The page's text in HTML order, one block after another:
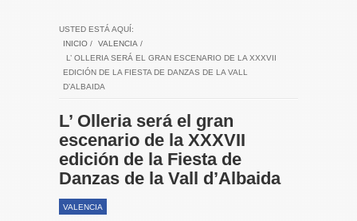
USTED ESTÁ AQUÍ:
INICIO / VALENCIA /
L’ OLLERIA SERÁ EL GRAN ESCENARIO DE LA XXXVII
EDICIÓN DE LA FIESTA DE DANZAS DE LA VALL
D’ALBAIDA
L’ Olleria será el gran
escenario de la XXXVII
edición de la Fiesta de
Danzas de la Vall d’Albaida
VALENCIA